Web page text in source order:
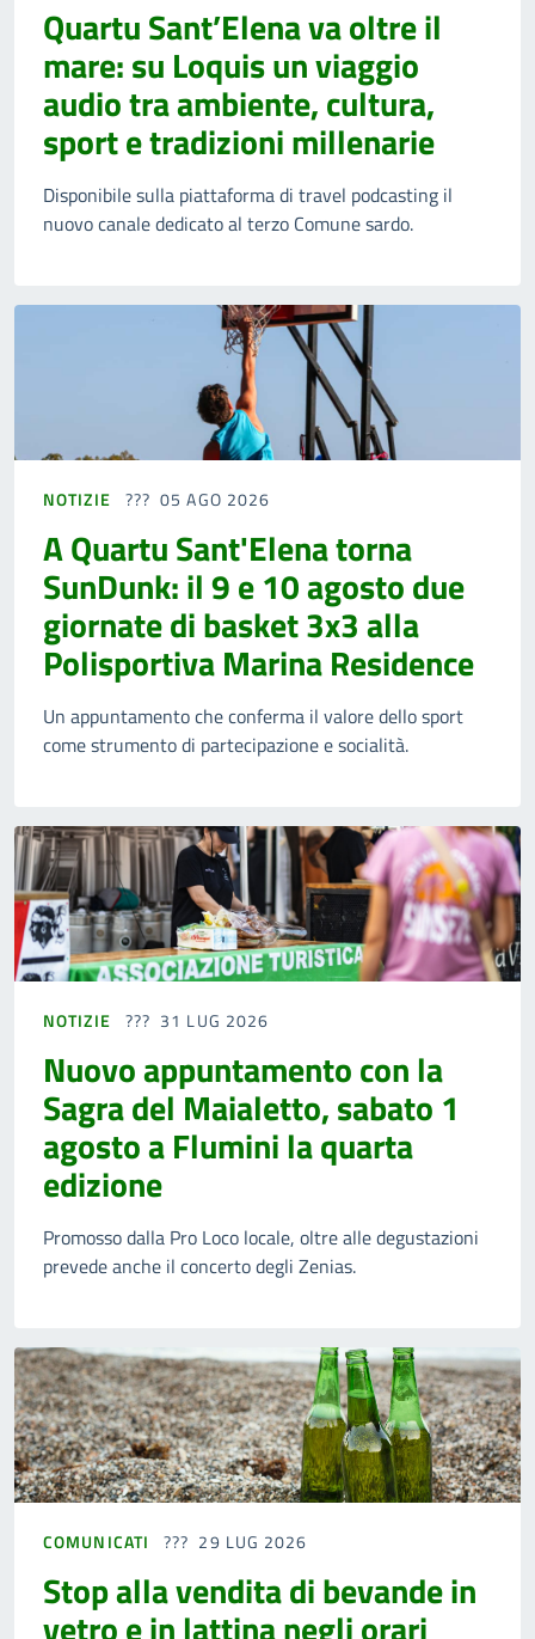
Quartu Sant’Elena va oltre il
mare: su Loquis un viaggio
audio tra ambiente, cultura,
sport e tradizioni millenarie
Disponibile sulla piattaforma di travel podcasting il
nuovo canale dedicato al terzo Comune sardo.
NOTIZIE 05 AGO 2026
A Quartu Sant'Elena torna
SunDunk: il 9 e 10 agosto due
giornate di basket 3x3 alla
Polisportiva Marina Residence
Un appuntamento che conferma il valore dello sport
come strumento di partecipazione e socialità.
NOTIZIE 31 LUG 2026
Nuovo appuntamento con la
Sagra del Maialetto, sabato 1
agosto a Flumini la quarta
edizione
Promosso dalla Pro Loco locale, oltre alle degustazioni
prevede anche il concerto degli Zenias.
COMUNICATI 29 LUG 2026
Stop alla vendita di bevande in